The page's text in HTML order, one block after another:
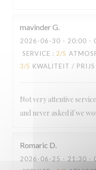
mavinderG
2026-06-30 - 20:00 -
SERVICE : 2/5
3/5 KWALITEIT / PRIJS
Not very attentive
and never asked if we
Romaric D
2026-06-25 - 21:30 -